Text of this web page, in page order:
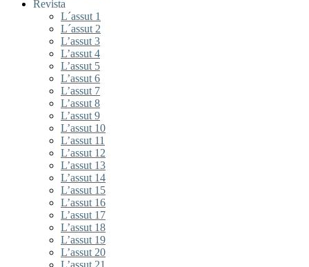
Revista
L´assut 1
L´assut 2
L’assut 3
L’assut 4
L’assut 5
L’assut 6
L’assut 7
L’assut 8
L’assut 9
L’assut 10
L’assut 11
L’assut 12
L’assut 13
L’assut 14
L’assut 15
L’assut 16
L’assut 17
L’assut 18
L’assut 19
L’assut 20
L’assut 21